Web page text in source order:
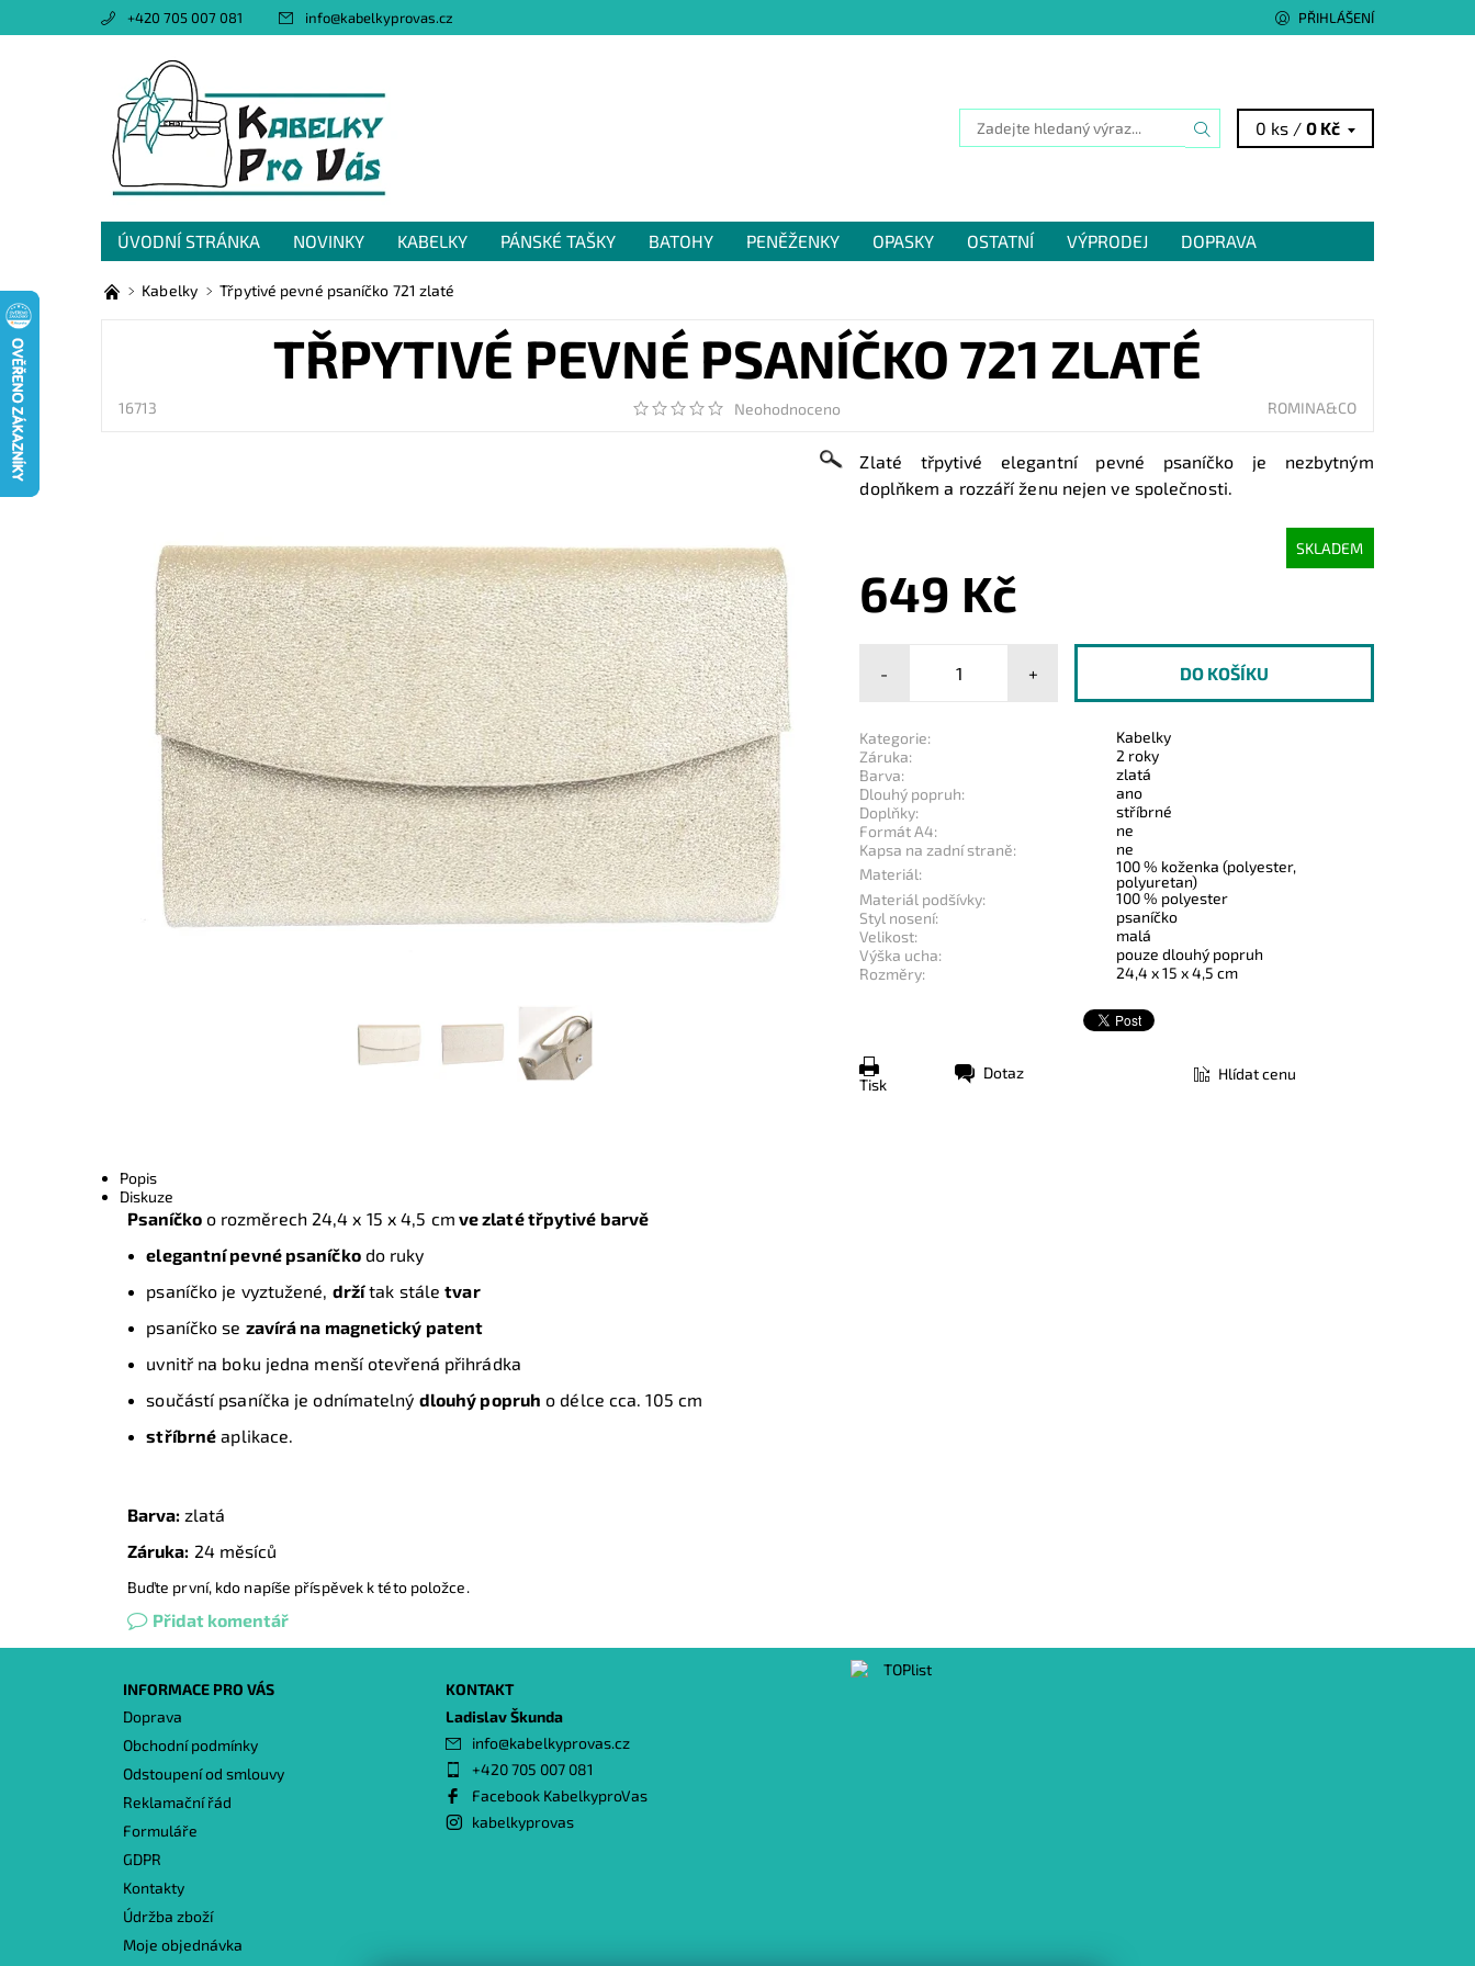
+420 705 007 081 info@kabelkyprovas.cz PŘIHLÁŠENÍ
0 ks /0 Kč
ÚVODNÍ STRÁNKA NOVINKY KABELKY PÁNSKÉ TAŠKY BATOHY PENĚŽENKY OPASKY OSTATNÍ VÝPRODEJ
DOPRAVA
OBCHODNÍ PODMÍNKY
GDPR NAPIŠTE NÁM
Kabelky Třpytivé pevné psaníčko 721 zlaté
TŘPYTIVÉ PEVNÉ PSANÍČKO 721 ZLATÉ
16713 Neohodnoceno ROMINA&CO
Zlaté třpytivé elegantní pevné psaníčko je nezbytným
doplňkem a rozzáří ženu nejen ve společnosti.
SKLADEM
649 Kč
- +
Kategorie:
Kabelky
Záruka:
2 roky
Barva:
zlatá
Dlouhý popruh:
ano
Doplňky:
stříbrné
Formát A4:
ne
Kapsa na zadní straně:
ne
Materiál:
100 % koženka (polyester,
polyuretan)
Materiál podšívky:
100 % polyester
Styl nosení:
psaníčko
Velikost:
malá
Výška ucha:
pouze dlouhý popruh
Rozměry:
24,4 x 15 x 4,5 cm
Tisk
Dotaz Hlídat cenu
Popis
Diskuze
Psaníčko o rozměrech 24,4 x 15 x 4,5 cm ve zlaté třpytivé barvě
elegantní pevné psaníčkodo ruky
psaníčko je vyztužené, držítak stáletvar
psaníčko se zavírá na magnetický patent
uvnitř na boku jedna menší otevřená přihrádka
součástí psaníčka je odnímatelný dlouhý popruh o délce cca. 105 cm
stříbrné aplikace.
Barva: zlatá
Záruka: 24 měsíců
Buďte první, kdo napíše příspěvek k této položce.
Přidat komentář
INFORMACE PRO VÁS
Doprava
Obchodní podmínky
Odstoupení od smlouvy
Reklamační řád
Formuláře
GDPR
Kontakty
Údržba zboží
Moje objednávka
KONTAKT
Ladislav Škunda
info@kabelkyprovas.cz
+420 705 007 081
Facebook KabelkyproVas
kabelkyprovas